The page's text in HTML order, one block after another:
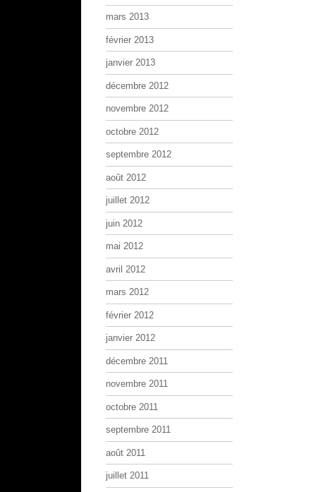
mars 2013
février 2013
janvier 2013
décembre 2012
novembre 2012
octobre 2012
septembre 2012
août 2012
juillet 2012
juin 2012
mai 2012
avril 2012
mars 2012
février 2012
janvier 2012
décembre 2011
novembre 2011
octobre 2011
septembre 2011
août 2011
juillet 2011